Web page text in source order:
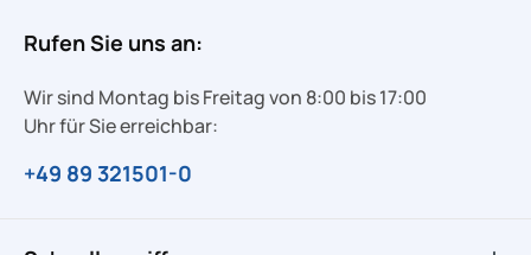
Rufen Sie uns an:
Wir sind Montag bis Freitag von 8:00 bis 17:00
Uhr für Sie erreichbar:
+49 89 321501-0